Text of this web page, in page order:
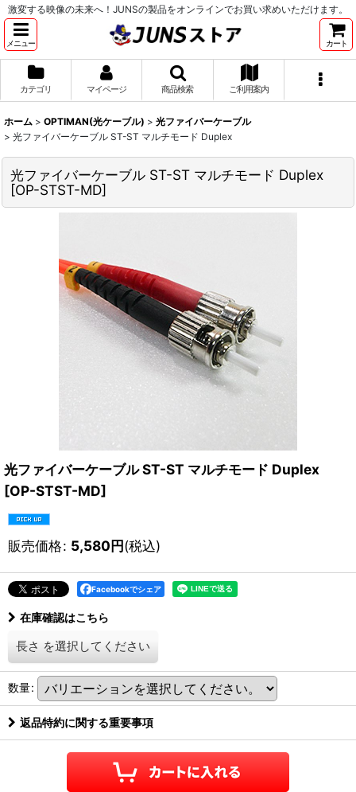
激変する映像の未来へ！JUNSの製品をオンラインでお買い求めいただけます。
メニュー カート
カテゴリ マイページ 商品検索 ご利用案内
ホーム > OPTIMAN(光ケーブル) > 光ファイバーケーブル
> 光ファイバーケーブル ST-ST マルチモード Duplex
光ファイバーケーブル ST-ST マルチモード Duplex
[OP-STST-MD]
光ファイバーケーブル ST-ST マルチモード Duplex
[OP-STST-MD]
販売価格: 5,580円(税込)
Facebookでシェア
在庫確認はこちら
長さ を選択してください
数量:
返品特約に関する重要事項